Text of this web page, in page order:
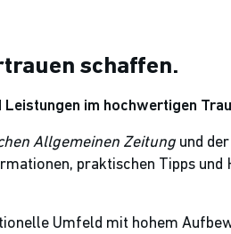
schaffen.
im hochwertigen
Allgemeinen Zeitung und der
praktischen Tipps
Umfeld mit hohem